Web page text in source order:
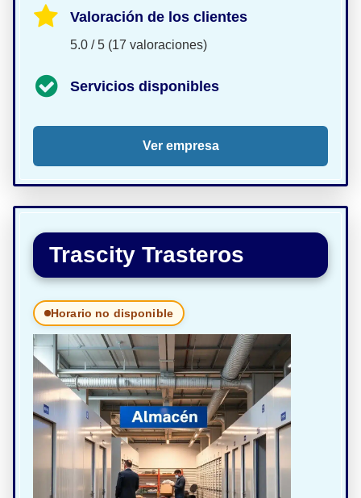
Valoración de los clientes
5.0 / 5 (17 valoraciones)
Servicios disponibles
Ver empresa
Trascity Trasteros
Horario no disponible